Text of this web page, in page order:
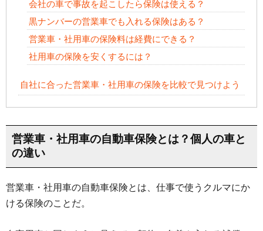
会社の車で事故を起こしたら保険は使える？
黒ナンバーの営業車でも入れる保険はある？
営業車・社用車の保険料は経費にできる？
社用車の保険を安くするには？
自社に合った営業車・社用車の保険を比較で見つけよう
営業車・社用車の自動車保険とは？個人の車と
の違い
営業車・社用車の自動車保険とは、仕事で使うクルマにか
ける保険のことだ。